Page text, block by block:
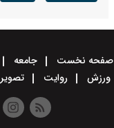
صفحه نخست جامعه
ورزش
روایت تصویر